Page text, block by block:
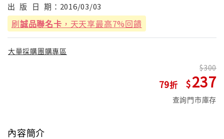
出 版 日 期： 2016/03/03
刷誠品聯名卡 ，天天享最高7%回饋
大量採購團購專區
79
300
237
查詢門市庫存
內容簡介